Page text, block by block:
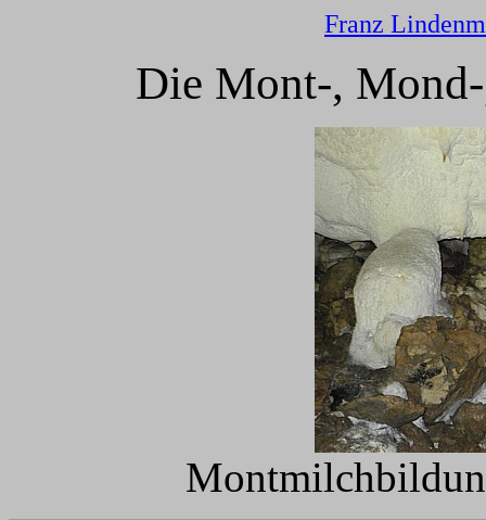
Franz
Die Mont-,